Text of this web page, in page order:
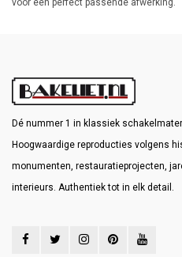
voor een perfect passende afwerking.
Dé nummer 1 in klassiek
Hoogwaardige reproducties volgens
monumenten, restauratieprojecten,
interieurs. Authentiek tot in elk detail.